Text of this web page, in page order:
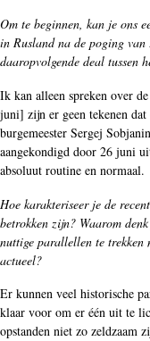
Om te beginnen, kan je ons
in Rusland na de poging
daaropvolgende deal tussen
Ik kan alleen spreken over
juni] zijn er geen tekenen dat
burgemeester Sergej
aangekondigd door 26 juni
absoluut routine en normaal.
Hoe karakteriseer je de
betrokken zijn? Waarom
nuttige parallellen te trekken
actueel?
Er kunnen veel historische
klaar voor om er één uit te
opstanden niet zo zeldzaam